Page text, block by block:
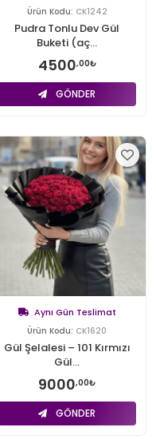
Ürün Kodu: CK1242
Pudra Tonlu Dev Gül
Buketi (aç...
4500,00₺
GÖNDER
Aynı Gün Teslimat
Ürün Kodu: CK1620
Gül Şelalesi – 101 Kırmızı
Gül...
9000,00₺
GÖNDER